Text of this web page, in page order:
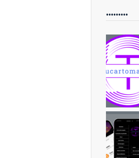
………